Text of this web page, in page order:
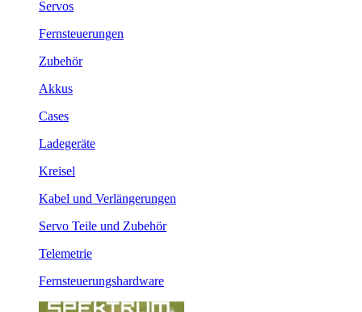
Servos
Fernsteuerungen
Zubehör
Akkus
Cases
Ladegeräte
Kreisel
Kabel und Verlängerungen
Servo Teile und Zubehör
Telemetrie
Fernsteuerungshardware